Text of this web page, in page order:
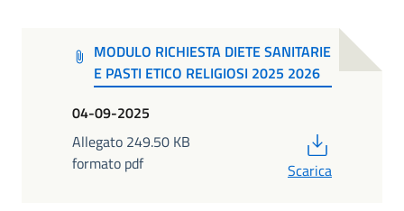
MODULO RICHIESTA DIETE SANITARIE
E PASTI ETICO RELIGIOSI 2025 2026
04-09-2025
Allegato 249.50 KB
formato pdf
Scarica